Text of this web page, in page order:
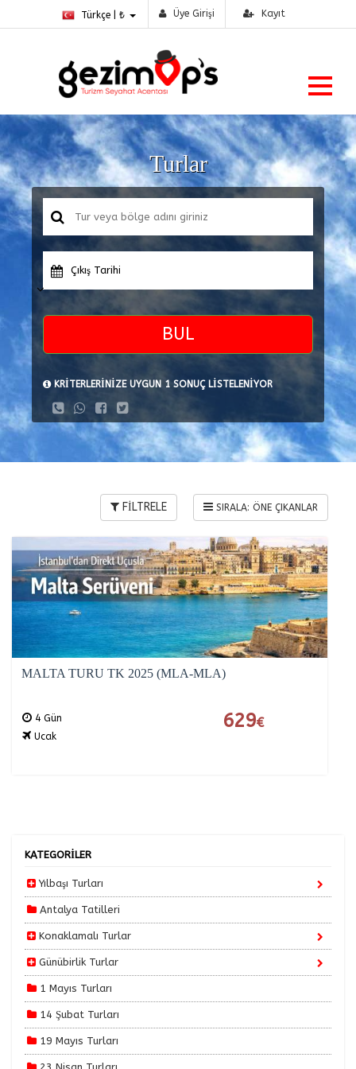
Türkçe | ₺ Üye Girişi Kayıt
Turlar
Çıkış Tarihi
BUL
KRİTERLERİNİZE UYGUN 1 SONUÇ LİSTELENİYOR
FİLTRELE
MALTA TURU TK 2025 (MLA-MLA)
4 Gün
Ucak
629€
KATEGORİLER
Yılbaşı Turları
Antalya Tatilleri
Konaklamalı Turlar
Günübirlik Turlar
1 Mayıs Turları
14 Şubat Turları
19 Mayıs Turları